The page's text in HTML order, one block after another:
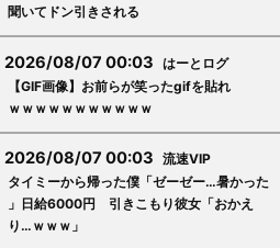
聞いてドン引きされる
2026/08/07 00:03はーとログ
【GIF画像】お前らが笑ったgifを貼れ
ｗｗｗｗｗｗｗｗｗｗｗ
2026/08/07 00:03流速VIP
タイミーから帰った僕「ゼーゼー…暑かった
」日給6000円 引きこもり彼女「おかえ
り…ｗｗｗ」